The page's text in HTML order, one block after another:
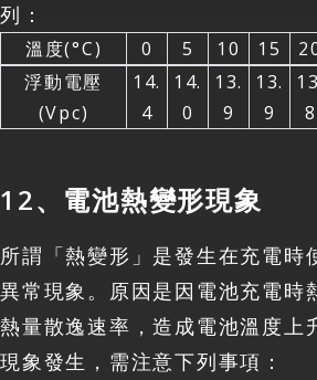
列：
溫度(°C) 0 5 10 15
浮動電壓
(Vpc)
14.
4
14.
0
13.
9
13.
9
8
12、電池熱變形現象
所謂「熱變形」是發生在充電時
異常現象。原因是因電池充電時
熱量散逸速率，造成電池溫度上
現象發生，需注意下列事項：